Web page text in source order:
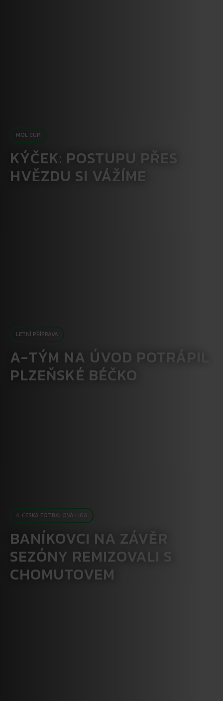
MOL CUP
KÝČEK: POSTUPU PŘES
HVĚZDU SI VÁŽÍME
LETNÍ PŘÍPRAVA
A-TÝM NA ÚVOD POTRÁPIL
PLZEŇSKÉ BÉČKO
4. ČESKÁ FOTBALOVÁ LIGA
BANÍKOVCI NA ZÁVĚR
SEZÓNY REMIZOVALI S
CHOMUTOVEM